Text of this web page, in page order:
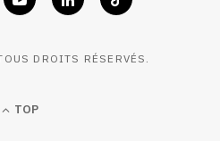
DROITS RÉSERVÉS.
TOP